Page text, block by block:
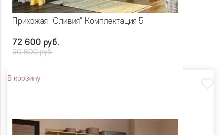
Прихожая "Оливия" Комплектация 5
72 600 руб.
90 800 руб.
В корзину